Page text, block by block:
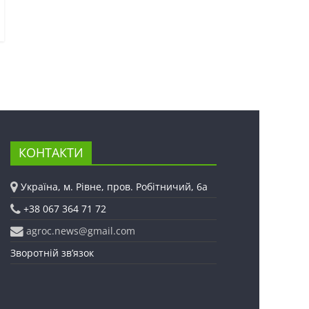
КОНТАКТИ
Україна, м. Рівне, пров. Робітничий, 6а
+38 067 364 71 72
agroc.news@gmail.com
Зворотній зв’язок